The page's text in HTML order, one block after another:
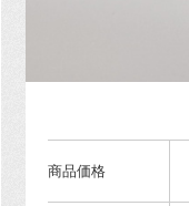
商品価格